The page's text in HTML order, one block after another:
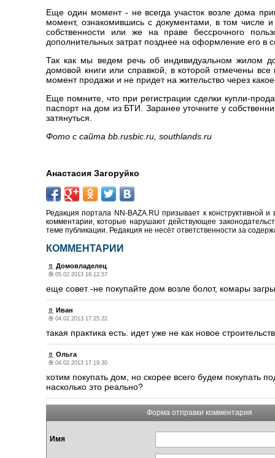
Еще один момент - не всегда участок возле дома
момент, ознакомившись с документами, в том числе
собственности или же на праве бессрочного
дополнительных затрат позднее на оформление его в
Так как мы ведем речь об индивидуальном жилом
домовой книги или справкой, в которой отмечены
момент продажи и не придет на жительство через
Еще помните, что при регистрации сделки купли-
паспорт на дом из БТИ. Заранее уточните у
затянуться.
Фото с сайта bb.rusbic.ru, southlands.ru
Анастасия Загоруйко
Редакция портала NN-BAZA.RU призывает к конструктивной
комментарии, которые нарушают действующее
теме публикации. Редакция не несёт ответственности за
КОММЕНТАРИИ
Домовладелец
05.02.2013 18.12.57
еще совет -не покупайте дом возле болот, комары
Иван
04.02.2013 17.25.22
такая практика есть. идет уже не как новое
Ольга
04.02.2013 17.19.30
хотим покупать дом, но скорее всего будем покупать
насколько это реально?
Форма отправки комментария
Имя